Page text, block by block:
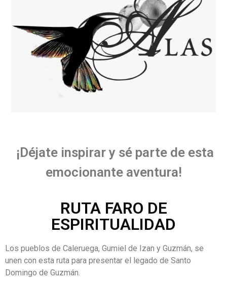
¡Déjate inspirar y sé parte de esta
emocionante aventura!
RUTA FARO DE
ESPIRITUALIDAD
Los pueblos de Caleruega, Gumiel de Izan y Guzmán, se
unen con esta ruta para presentar el legado de Santo
Domingo de Guzmán.